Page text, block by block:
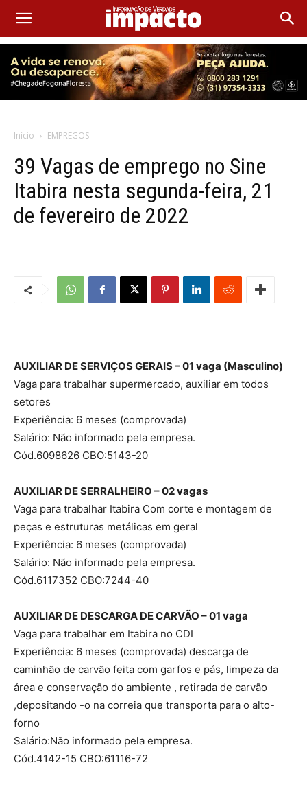
Início EMPREGOS
39 Vagas de emprego no Sine
Itabira nesta segunda-feira, 21
de fevereiro de 2022
AUXILIAR DE SERVIÇOS GERAIS – 01 vaga (Masculino)
Vaga para trabalhar supermercado, auxiliar em todos
setores
Experiência: 6 meses (comprovada)
Salário: Não informado pela empresa.
Cód.6098626 CBO:5143-20
AUXILIAR DE SERRALHEIRO – 02 vagas
Vaga para trabalhar Itabira Com corte e montagem de
peças e estruturas metálicas em geral
Experiência: 6 meses (comprovada)
Salário: Não informado pela empresa.
Cód.6117352 CBO:7244-40
AUXILIAR DE DESCARGA DE CARVÃO – 01 vaga
Vaga para trabalhar em Itabira no CDI
Experiência: 6 meses (comprovada) descarga de
caminhão de carvão feita com garfos e pás, limpeza da
área e conservação do ambiente , retirada de carvão
,depositando -o na correia que transporta para o alto-
forno
Salário:Não informado pela empresa.
Cód.4142-15 CBO:61116-72